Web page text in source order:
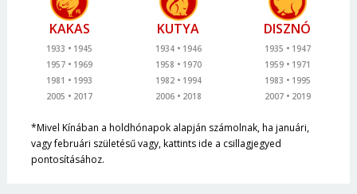
KAKAS
1933
1945
1957
1969
1981
1993
2005
2017
KUTYA
1934
1946
1958
1970
1982
1994
2006
2018
DISZNÓ
1935
1947
1959
1971
1983
1995
2007
2019
*Mivel Kínában a holdhónapok alapján számolnak, ha januári,
vagy februári születésű vagy, kattints ide a csillagjegyed
pontosításához.